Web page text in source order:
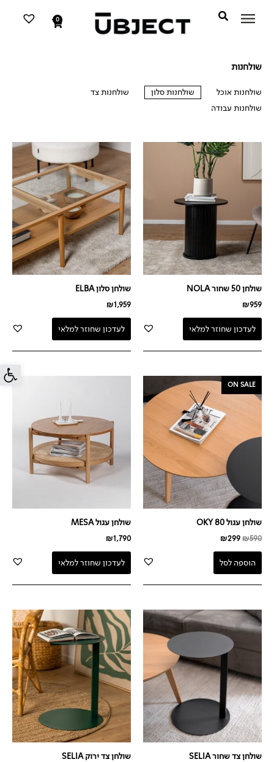
פתח
לתוכן
0
עגלת
קניות
שולחנות
שולחנות אוכל שולחנות סלון
שולחנות צד
שולחנות עבודה
שולחנות סלון
שולחן 50 שחור NOLA
₪959
לעדכון שחוזר למלאי
שולחן סלון ELBA
₪1,959
לעדכון שחוזר למלאי
ON SALE
שולחן עגול OKY 80
₪590
המחיר
המקורי
₪590.
₪299
המחיר
הנוכחי
הוא:
₪299.
הוספה לסל
שולחן עגול MESA
₪1,790
לעדכון שחוזר למלאי
שולחן צד שחור SELIA שולחן צד ירוק SELIA